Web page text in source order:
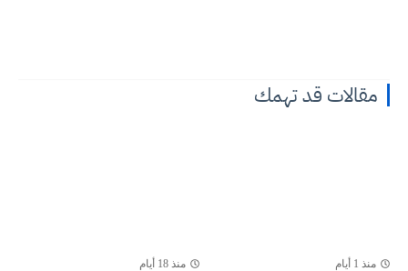
مقالات قد تهمك
منذ 1 أيام منذ 18 أيام